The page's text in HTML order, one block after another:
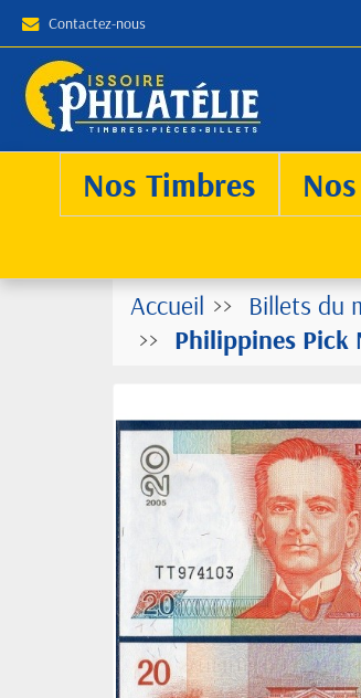
Contactez-nous
Nos Timbres
Accueil Billets du
Philippines Pick